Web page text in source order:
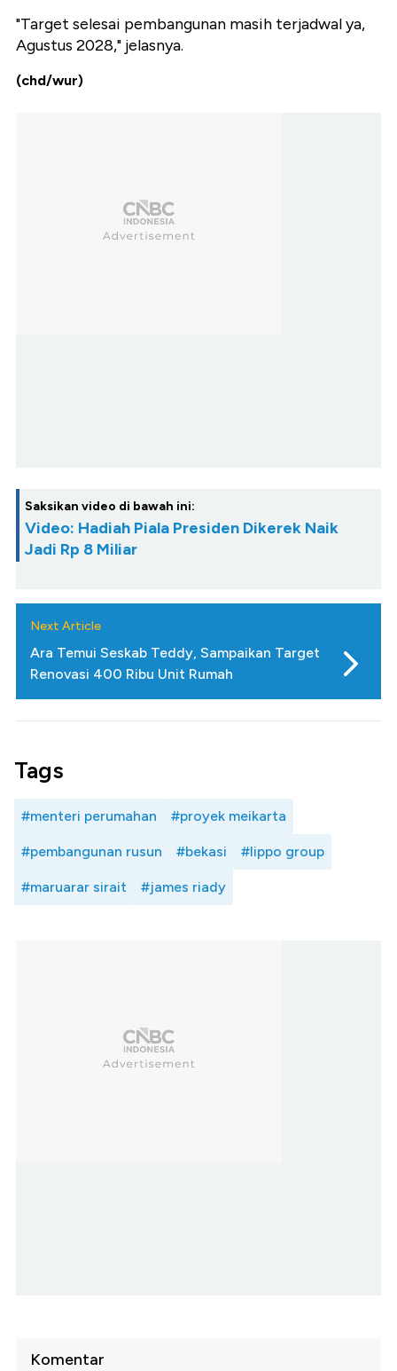
"Target selesai pembangunan masih terjadwal ya,
Agustus 2028," jelasnya.
(chd/wur)
Saksikan video di bawah ini:
Video: Hadiah Piala Presiden Dikerek Naik
Jadi Rp 8 Miliar
Next Article
Ara Temui Seskab Teddy, Sampaikan Target
Renovasi 400 Ribu Unit Rumah
Tags
#menteri perumahan #proyek meikarta
#pembangunan rusun #bekasi #lippo group
#maruarar sirait #james riady
Komentar